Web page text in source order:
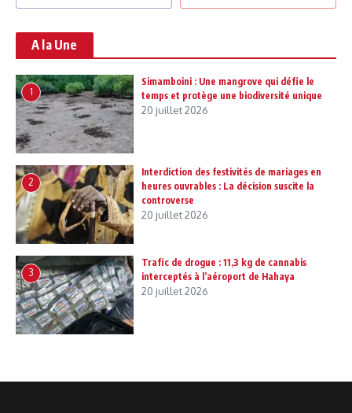
A la Une
1
Simamboini : Une mangrove qui défie le
temps et protège une biodiversité unique
20 juillet 2026
2
Interdiction des festivités de mariages en
heures ouvrables : La décision suscite la
controverse
20 juillet 2026
3
Trafic de drogue : 11,3 kg de cannabis
interceptés à l’aéroport de Hahaya
20 juillet 2026